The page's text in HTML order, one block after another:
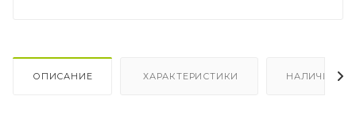
ОПИСАНИЕ ХАРАКТЕРИСТИКИ НАЛИЧИЕ